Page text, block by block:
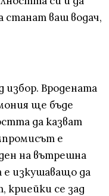
станат ваш водач,
избор. Вродената
ще бъде
да казват
е
на вътрешна
е изкушаващо да
криейки се зад